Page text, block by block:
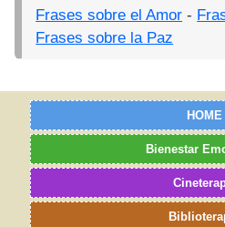
Frases sobre el Amor -
Frases sobre la Paz
HOME
Bienestar